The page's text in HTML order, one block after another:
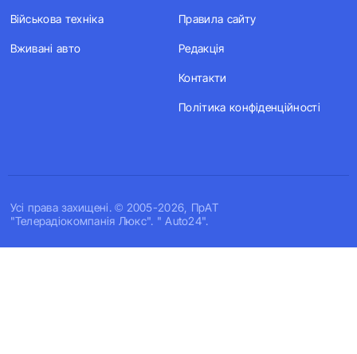
Усi права захищенi. © 2005-2026, ПрАТ
"Телерадіокомпанія Люкс". " Auto24".
Військова техніка
Вживані авто
Правила сайту
Редакція
Контакти
Політика конфіденційності